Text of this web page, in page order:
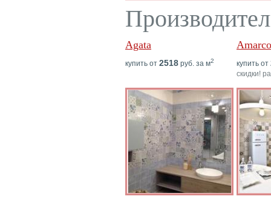
Agata
купить от 2518 руб. за м2 купить от
скидки!